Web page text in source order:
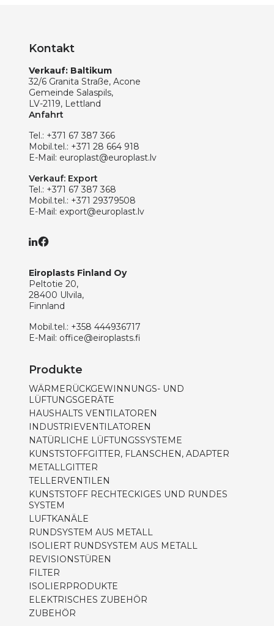
Kontakt
Verkauf: Baltikum
32/6 Granita Straße, Acone
Gemeinde Salaspils,
LV-2119, Lettland
Anfahrt
Tel.: +371 67 387 366
Mobil.tel.: +371 28 664 918
E-Mail: europlast@europlast.lv
Verkauf: Export
Tel.: +371 67 387 368
Mobil.tel.: +371 29379508
E-Mail: export@europlast.lv
Eiroplasts Finland Oy
Peltotie 20,
28400 Ulvila,
Finnland
Mobil.tel.: +358 444936717
E-Mail: office@eiroplasts.fi
Produkte
WÄRMERÜCKGEWINNUNGS- UND
LÜFTUNGSGERÄTE
HAUSHALTS VENTILATOREN
INDUSTRIEVENTILATOREN
NATÜRLICHE LÜFTUNGSSYSTEME
KUNSTSTOFFGITTER, FLANSCHEN, ADAPTER
METALLGITTER
TELLERVENTILEN
KUNSTSTOFF RECHTECKIGES UND RUNDES
SYSTEM
LUFTKANÄLE
RUNDSYSTEM AUS METALL
ISOLIERT RUNDSYSTEM AUS METALL
REVISIONSTÜREN
FILTER
ISOLIERPRODUKTE
ELEKTRISCHES ZUBEHÖR
ZUBEHÖR